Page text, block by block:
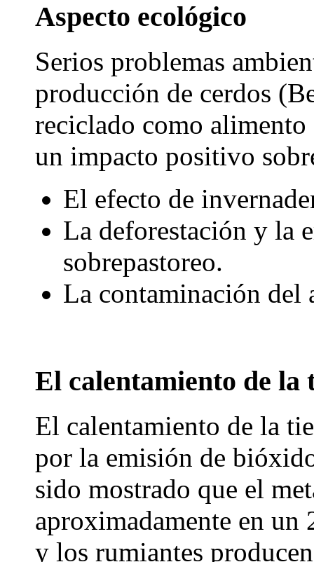
Aspecto ecológico
Serios problemas
producción de cerdos
reciclado como
un impacto positivo
El efecto de
La deforestación y la
sobrepastoreo.
La contaminación del
El calentamiento de la
El calentamiento de la
por la emisión de
sido mostrado que el
aproximadamente en un
y los rumiantes